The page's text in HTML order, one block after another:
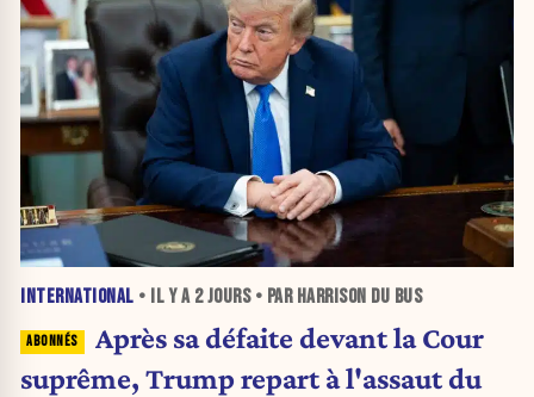
INTERNATIONAL • IL Y A 2 JOURS• PAR HARRISON DU BUS
Après sa défaite devant la Cour
suprême, Trump repart à l'assaut du